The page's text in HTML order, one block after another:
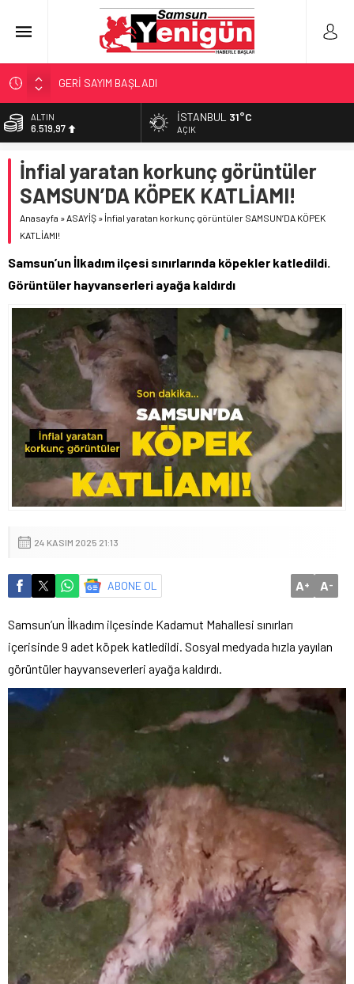
GERİ SAYIM BAŞLADI
SAMSUNSPOR’DA HEDEF 5’İNCİLİK!
‘BAFRA’YA YATIRIM YAPIN!’
İŞTE FINDIK FİYATI!
YÖNETİCİ SEÇERKEN YAPILAN EN BÜYÜK HATALAR
BİST
13.798,82
47,7025
EURO
55,0112
ALTIN
İSTANBUL 31°C
AÇIK
İnfial yaratan korkunç görüntüler
SAMSUN’DA KÖPEK KATLİAMI!
Anasayfa »ASAYİŞ » İnfial yaratan korkunç görüntüler SAMSUN’DA KÖPEK
KATLİAMI!
Samsun’un İlkadım ilçesi sınırlarında köpekler katledildi.
Görüntüler hayvanserleri ayağa kaldırdı
24 KASIM 2025 21:13
ABONE OL A+ A-
Samsun’un İlkadım ilçesinde Kadamut Mahallesi sınırları
içerisinde 9 adet köpek katledildi. Sosyal medyada hızla yayılan
görüntüler hayvanseverleri ayağa kaldırdı.